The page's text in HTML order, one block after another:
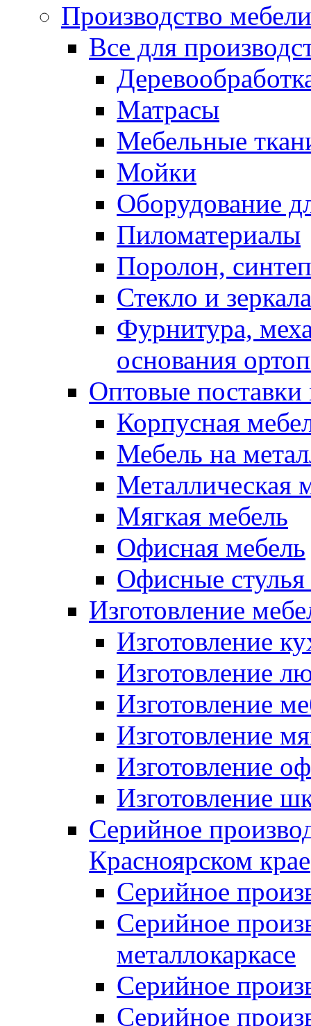
Производство мебели
Все для
Матрасы
Мебельные
Мойки
Оборудование
Пиломатериалы
Поролон,
Стекло и зеркала
Фурнитура,
основания
Оптовые поставки
Корпусная
Мебель на
Металлическая
Мягкая мебель
Офисная мебель
Офисные стулья
Изготовление
Изготовление
Изготовление
Изготовление
Изготовление
Изготовление
Изготовление
Серийное
Красноярском крае
Серийное
Серийное
металлокаркасе
Серийное
Серийное